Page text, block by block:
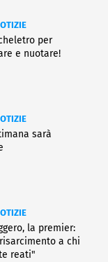
per
e nuotare!
sarà
la premier:
a chi
reati"